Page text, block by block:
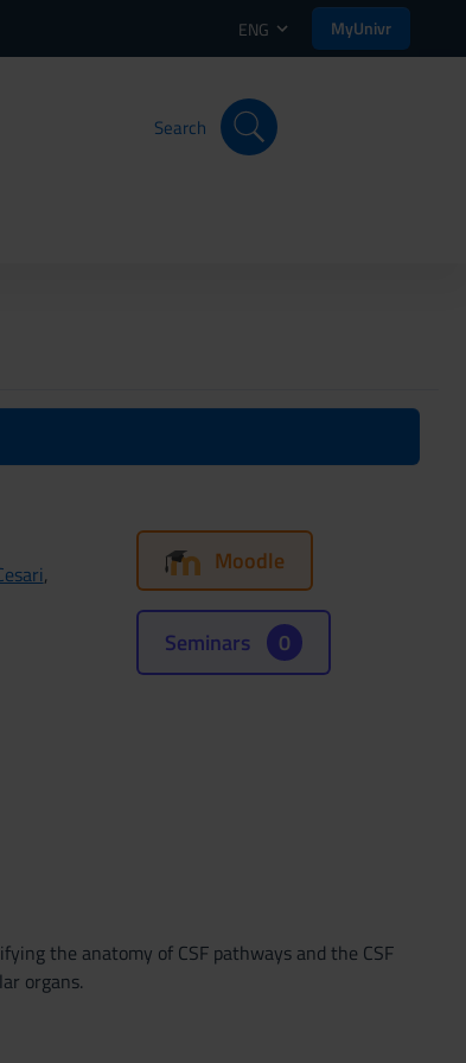
ENG MyUnivr
Search
,
Moodle
Seminars 0
the anatomy of CSF pathways and the CSF
organs.